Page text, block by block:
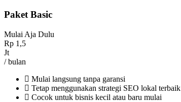
Paket Basic
Mulai Aja Dulu
Rp 1,5
Jt
/ bulan
Mulai langsung tanpa garansi
Tetap menggunakan strategi SEO lokal terbaik
Cocok untuk bisnis kecil atau baru mulai